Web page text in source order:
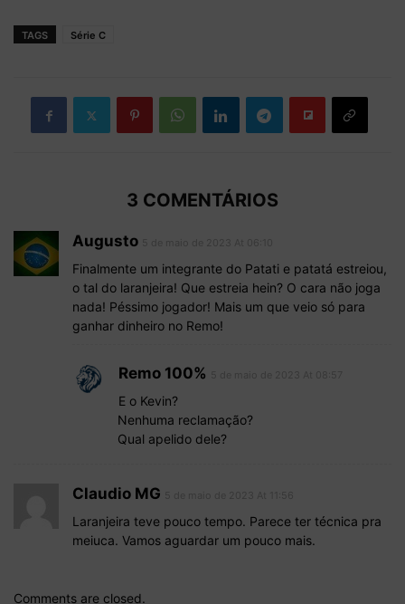
TAGS Série C
3 COMENTÁRIOS
Augusto
Finalmente um integrante do Patati e patatá estreiou,
o tal do laranjeira! Que estreia hein? O cara não joga
nada! Péssimo jogador! Mais um que veio só para
ganhar dinheiro no Remo!
Remo 100%
E o Kevin?
Nenhuma reclamação?
Qual apelido dele?
Claudio MG
Laranjeira teve pouco tempo. Parece ter técnica pra
meiuca. Vamos aguardar um pouco mais.
Comments are closed.